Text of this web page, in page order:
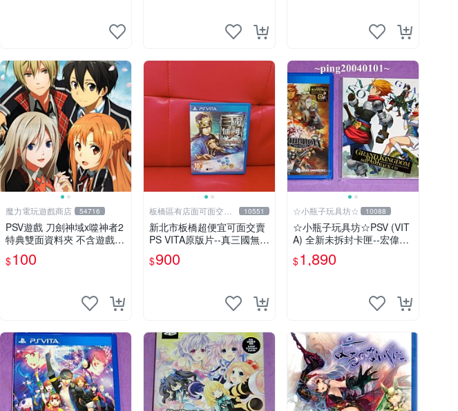
魔力電玩遊戲商店 54716
PSV遊戲 刀劍神域x噬神者2
特典雙面資料夾 不含遊戲光
碟【板橋魔力】
$100
板橋區有店面可面交高
價回收電玩
10551
新北市板橋超便宜可面交賣
PS VITA原版片--真三國無雙
7 帝王傳 中文版~~實體店面
可面交
$900
☆小瓶子玩具坊☆ 10088
☆小瓶子玩具坊☆PSV (VIT
A) 全新未拆封卡匣--宏偉王
國 (初回日版) + 預約特典--
CD
$1,890